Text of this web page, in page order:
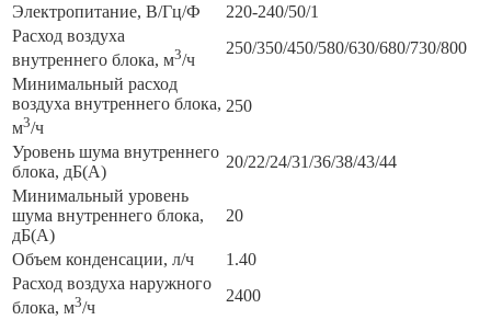
Электропитание, В/Гц/Ф
220-240/50/1
Расход воздуха
внутреннего блока, м3/ч
250/350/450/580/630/680/730/800
Минимальный расход
воздуха внутреннего блока,
м3/ч
250
Уровень шума внутреннего
блока, дБ(А)
20/22/24/31/36/38/43/44
Минимальный уровень
шума внутреннего блока,
дБ(А)
20
Объем конденсации, л/ч
1.40
Расход воздуха наружного
блока, м3/ч
2400